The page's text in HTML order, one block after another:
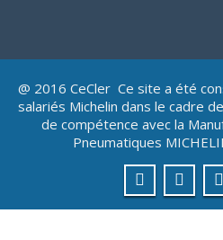
@ 2016 CeCler Ce site a été
salariés Michelin dans le cadre
de compétence avec la
Pneumatiques